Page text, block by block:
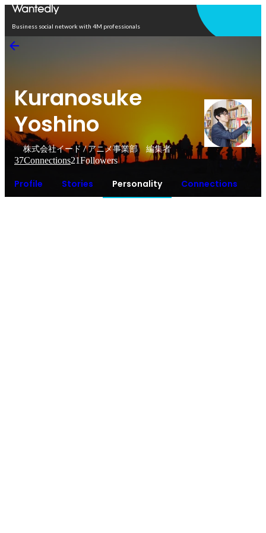
Business social network with 4M professionals
Kuranosuke
Yoshino
株式会社イード / アニメ事業部 編集者
37Connections21Followers
Profile Stories Personality Connections